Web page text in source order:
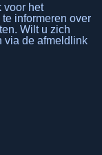
voor het
informeren over
Wilt u zich
via de afmeldlink